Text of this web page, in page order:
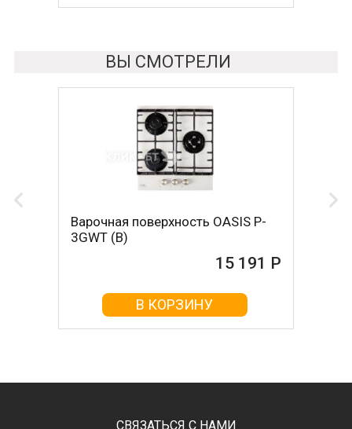
ВЫ СМОТРЕЛИ
Варочная поверхность OASIS P-
3GWT (B)
15 191 Р
В КОРЗИНУ
СВЯЗАТЬСЯ С НАМИ